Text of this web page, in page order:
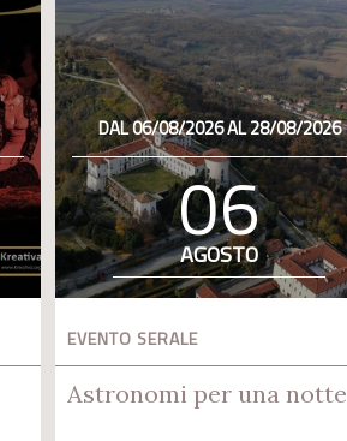
DAL 06/08/2026 AL 28/08/2026
06
AGOSTO
EVENTO SERALE
Astronomi per una notte